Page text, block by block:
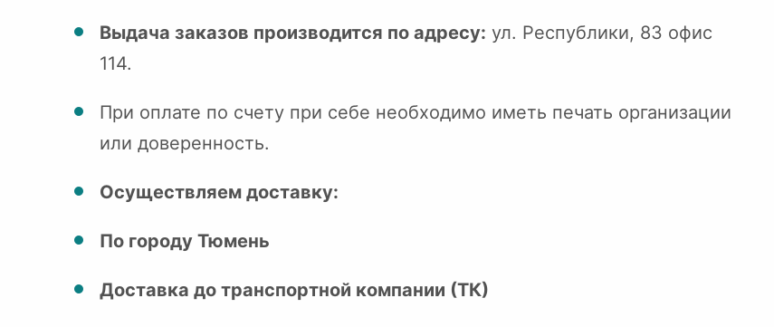
Выдача заказов производится по адресу: ул. Республики, 83 офис
114.
При оплате по счету при себе необходимо иметь печать организации
или доверенность.
Осуществляем доставку:
По городу Тюмень
Доставка до транспортной компании (ТК)